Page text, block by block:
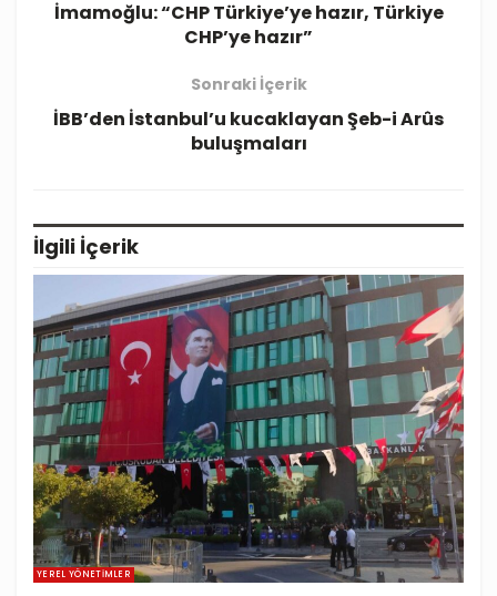
İmamoğlu: “CHP Türkiye’ye hazır, Türkiye
CHP’ye hazır”
Sonraki İçerik
İBB’den İstanbul’u kucaklayan Şeb-i Arûs
buluşmaları
İlgili İçerik
YEREL YÖNETIMLER